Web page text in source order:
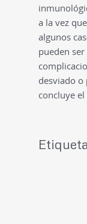
a la vez
algunos
pueden
desviado o
concluye